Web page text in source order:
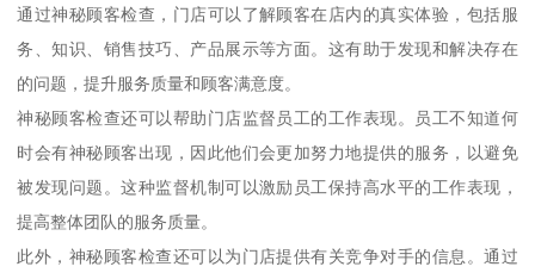
通过神秘顾客检查，门店可以了解顾客在店内的真实体验，包括服
务、知识、销售技巧、产品展示等方面。这有助于发现和解决存在
的问题，提升服务质量和顾客满意度。
神秘顾客检查还可以帮助门店监督员工的工作表现。员工不知道何
时会有神秘顾客出现，因此他们会更加努力地提供的服务，以避免
被发现问题。这种监督机制可以激励员工保持高水平的工作表现，
提高整体团队的服务质量。
此外，神秘顾客检查还可以为门店提供有关竞争对手的信息。通过